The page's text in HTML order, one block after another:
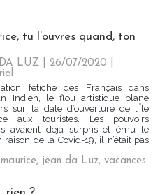
tu l’ouvres quand, ton
LUZ | 26/07/2020
fétiche des Français dans
Indien, le flou artistique plane
sur la date d’ouverture de l’Île
aux touristes. Les pouvoirs
avaient déjà surpris et ému le
de la Covid-19, il n’était pas
, jean da Luz, vacances